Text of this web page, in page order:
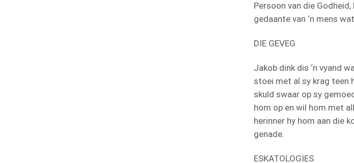
Persoon van die
gedaante van ‘n mens
DIE GEVEG
Jakob dink dis ‘n vyand
stoei met al sy krag teen
skuld swaar op sy
hom op en wil hom met
herinner hy hom aan die
genade.
ESKATOLOGIES